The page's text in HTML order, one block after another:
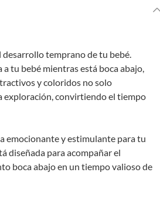
una devolución.
en armonía con el artículo 3 de la Ley
de cinco (5) días hábiles contados
las mismas condiciones de la entrega;
Ten en cuenta que hay productos de
si cambias de opinión:Productos de uso
licencias, eléctricos, electrodomésticos,
ingresa a
temprano de tu bebé.
tu bebé mientras está boca abajo,
y coloridos no solo
exploración, convirtiendo el tiempo
emocionante y estimulante para tu
diseñada para acompañar el
boca abajo en un tiempo valioso de